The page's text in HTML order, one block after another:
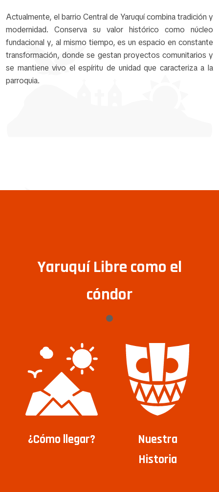
Actualmente, el barrio Central de Yaruquí combina tradición y
modernidad. Conserva su valor histórico como núcleo
fundacional y, al mismo tiempo, es un espacio en constante
transformación, donde se gestan proyectos comunitarios y
se mantiene vivo el espíritu de unidad que caracteriza a la
parroquia.
Yaruquí Libre como el
cóndor
¿Cómo llegar?
Nuestra
Historia